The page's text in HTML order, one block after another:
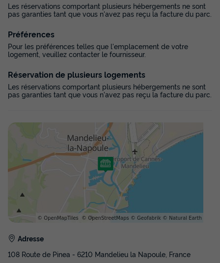
Les réservations comportant plusieurs hébergements ne sont
pas garanties tant que vous n'avez pas reçu la facture du parc.
Préférences
Pour les préférences telles que l'emplacement de votre
logement, veuillez contacter le fournisseur.
Réservation de plusieurs logements
Les réservations comportant plusieurs hébergements ne sont
pas garanties tant que vous n'avez pas reçu la facture du parc.
Adresse
108 Route de Pinea - 6210 Mandelieu la Napoule, France